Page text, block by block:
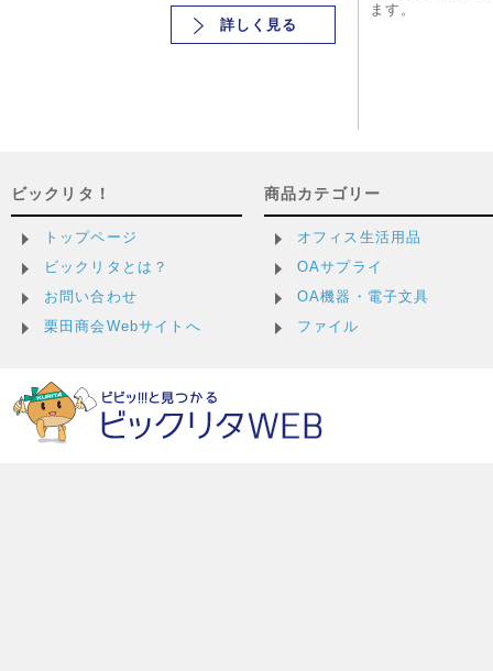
詳しく見る
ます。
ビックリタ！
トップページ
ビックリタとは？
お問い合わせ
栗田商会Webサイトへ
商品カテゴリー
オフィス生活用品
OAサプライ
OA機器・電子文具
ファイル